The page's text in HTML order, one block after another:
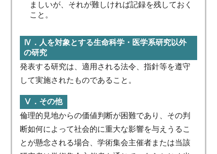
ましいが、それが難しければ記録を残しておく
こと。
Ⅳ．人を対象とする生命科学・医学系研究以外
の研究
発表する研究は、適用される法令、指針等を遵守
して実施されたものであること。
Ⅴ．その他
倫理的見地からの価値判断が困難であり、その判
断如何によって社会的に重大な影響を与えうるこ
とが懸念される場合、学術集会主催者または当該